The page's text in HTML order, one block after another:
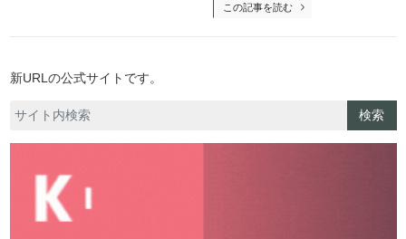
この記事を読む
新URLの公式サイトです。
検索